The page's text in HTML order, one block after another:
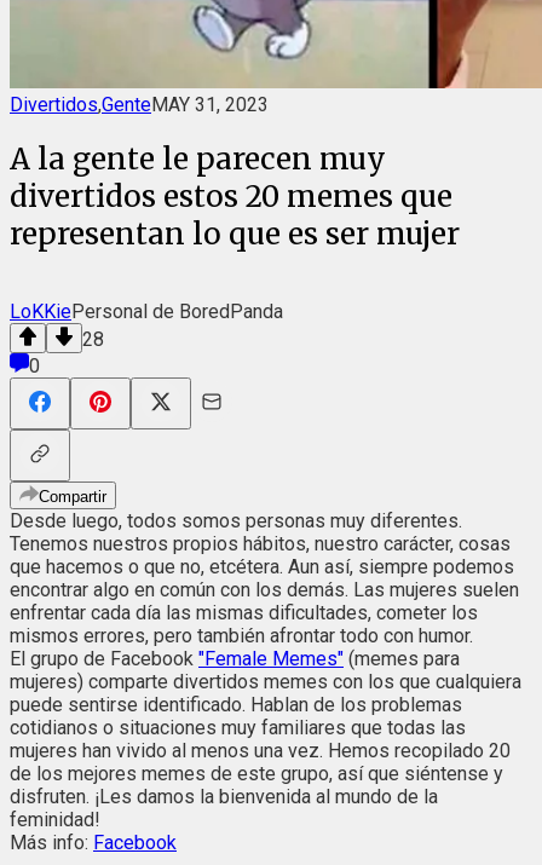
Divertidos,GenteMAY 31, 2023
A la gente le parecen muy
divertidos estos 20 memes que
representan lo que es ser mujer
LoKKiePersonal de BoredPanda
28
0
Compartir
Desde luego, todos somos personas muy diferentes.
Tenemos nuestros propios hábitos, nuestro carácter, cosas
que hacemos o que no, etcétera. Aun así, siempre podemos
encontrar algo en común con los demás. Las mujeres suelen
enfrentar cada día las mismas dificultades, cometer los
mismos errores, pero también afrontar todo con humor.
El grupo de Facebook "Female Memes" (memes para
mujeres) comparte divertidos memes con los que cualquiera
puede sentirse identificado. Hablan de los problemas
cotidianos o situaciones muy familiares que todas las
mujeres han vivido al menos una vez. Hemos recopilado 20
de los mejores memes de este grupo, así que siéntense y
disfruten. ¡Les damos la bienvenida al mundo de la
feminidad!
Más info: Facebook